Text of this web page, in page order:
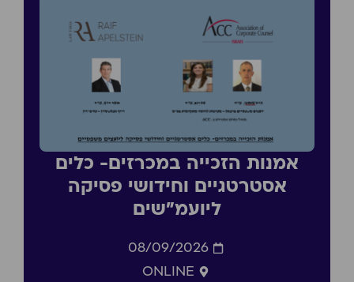
אמנות הזכייה במכרזים- כלים
אסטרטגיים וחידושי פסיקה
ליועמ״שים
08/09/2026
ONLINE